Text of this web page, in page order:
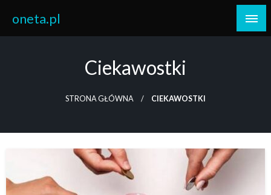
content
oneta.pl
Ciekawostki
STRONA GŁÓWNA CIEKAWOSTKI